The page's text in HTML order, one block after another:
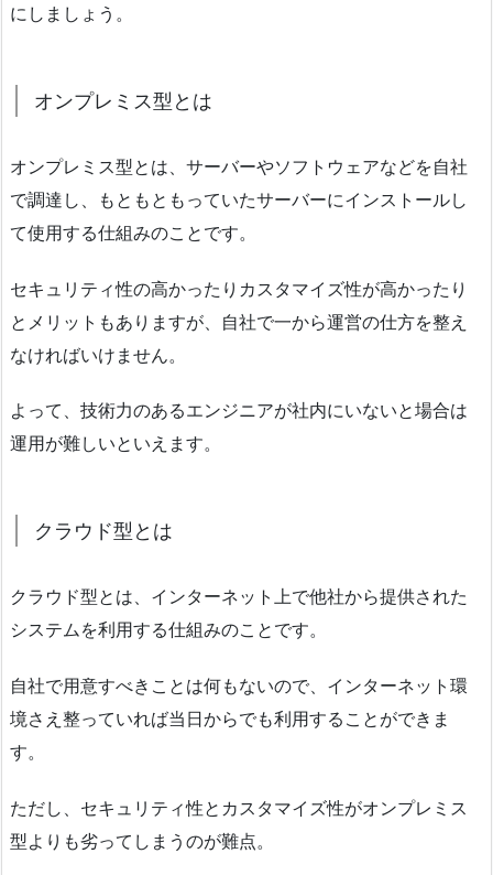
にしましょう。
オンプレミス型とは
オンプレミス型とは、サーバーやソフトウェアなどを自社
で調達し、もともともっていたサーバーにインストールし
て使用する仕組みのことです。
セキュリティ性の高かったりカスタマイズ性が高かったり
とメリットもありますが、自社で一から運営の仕方を整え
なければいけません。
よって、技術力のあるエンジニアが社内にいないと場合は
運用が難しいといえます。
クラウド型とは
クラウド型とは、インターネット上で他社から提供された
システムを利用する仕組みのことです。
自社で用意すべきことは何もないので、インターネット環
境さえ整っていれば当日からでも利用することができま
す。
ただし、セキュリティ性とカスタマイズ性がオンプレミス
型よりも劣ってしまうのが難点。